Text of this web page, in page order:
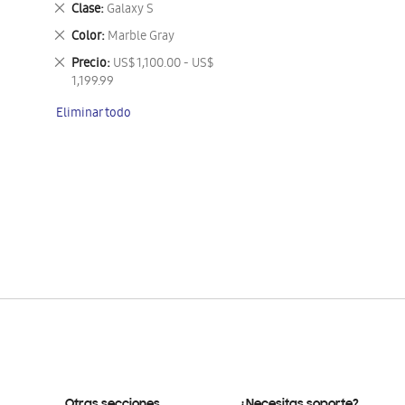
Clase Galaxy S
Eliminar
este
artículo
Color Marble Gray
Eliminar
este
artículo
Precio US$ 1,100.00 - US$
1,199.99
Eliminar
este
Eliminar todo